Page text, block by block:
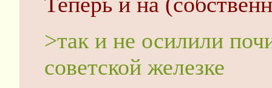
>так и не осилили
советской железке